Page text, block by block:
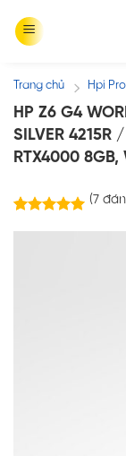
Trang chủ / Hpi
HP Z6 G4
SILVER 4215R
RTX4000 8GB,
(7